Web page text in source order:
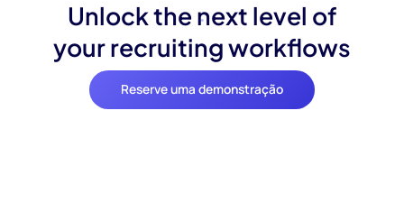
Unlock the next level of
your recruiting workflows
Reserve uma demonstração